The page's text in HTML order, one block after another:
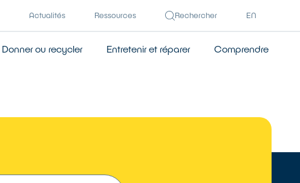
Actualités Ressources Rechercher EN
Donner ou recycler Entretenir et réparer Comprendre